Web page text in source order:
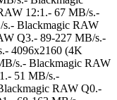
12:1.- 67 MB/s.-
Blackmagic RAW
Q3.- 89-227 MB/s.-
4096x2160 (4K
s.- Blackmagic RAW
51 MB/s.-
RAW Q0.-